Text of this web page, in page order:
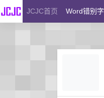
JCJC首页 Word错别